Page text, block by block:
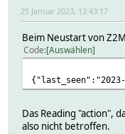
25 Januar 2023, 12:43:17
Beim Neustart von
Code Auswählen
Das Reading "action",
also nicht betroffen.